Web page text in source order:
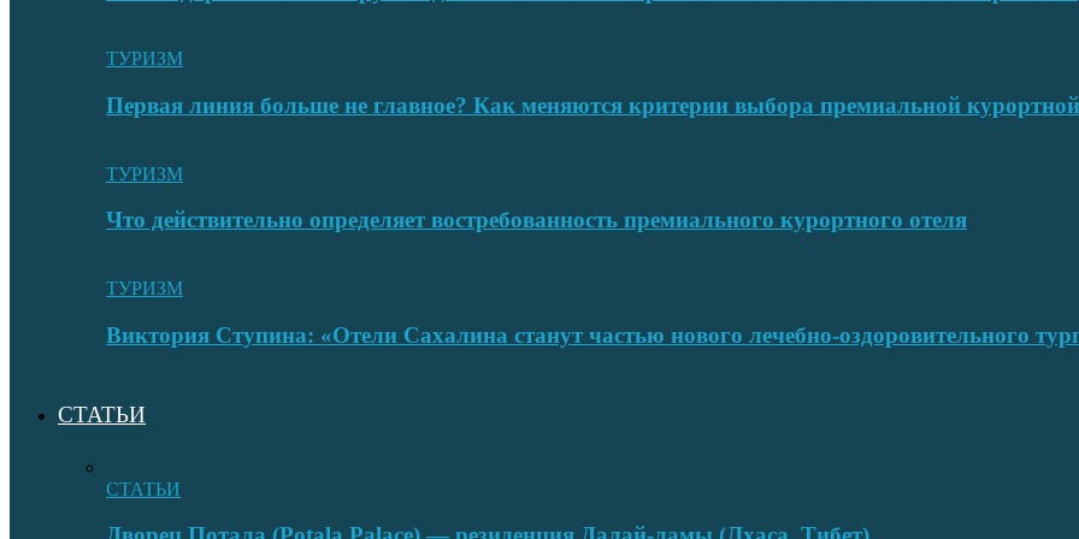
ТУРИЗМ
Первая линия больше не главное? Как меняются критерии выбора премиальной
ТУРИЗМ
Что действительно определяет востребованность премиального курортного отеля
ТУРИЗМ
Виктория Ступина: «Отели Сахалина станут частью нового лечебно-оздоровительного
СТАТЬИ
СТАТЬИ